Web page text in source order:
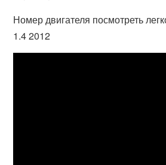
Номер двигателя посмотреть
1.4 2012